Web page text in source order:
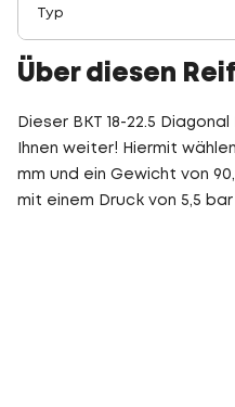
Typ
Über diesen
Dieser BKT 18-22.5
Ihnen weiter! Hiermit
mm und ein Gewicht von
mit einem Druck von 5,5